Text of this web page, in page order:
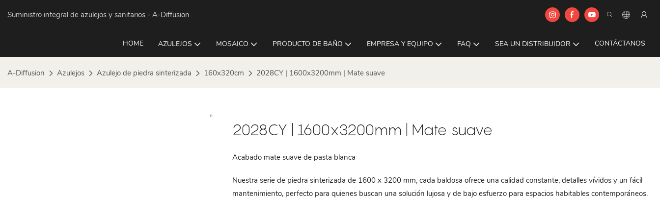
Suministro integral de azulejos y sanitarios - A-Diffusion
HOME AZULEJOS MOSAICO PRODUCTO DE BAÑO EMPRESA Y EQUIPO FAQ SEA UN DISTRIBUIDOR CONTÁCTANOS
A-Diffusion Azulejos Azulejo de piedra sinterizada 160x320cm 2028CY | 1600x3200mm | Mate suave
2028CY | 1600x3200mm | Mate suave
Acabado mate suave de pasta blanca
Nuestra serie de piedra sinterizada de 1600 x 3200 mm, cada baldosa ofrece una calidad constante, detalles vívidos y un fácil
mantenimiento, perfecto para quienes buscan una solución lujosa y de bajo esfuerzo para espacios habitables contemporáneos.